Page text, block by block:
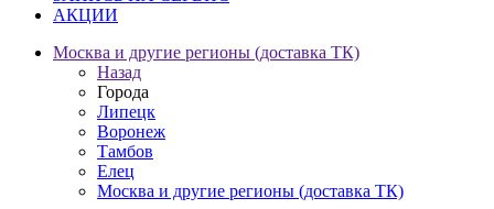
АКЦИИ
Москва и другие регионы (доставка ТК)
Назад
Города
Липецк
Воронеж
Тамбов
Елец
Москва и другие регионы (доставка ТК)